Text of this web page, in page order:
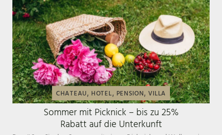
CHATEAU, HOTEL, PENSION, VILLA
Sommer mit Picknick – bis zu 25%
Rabatt auf die Unterkunft